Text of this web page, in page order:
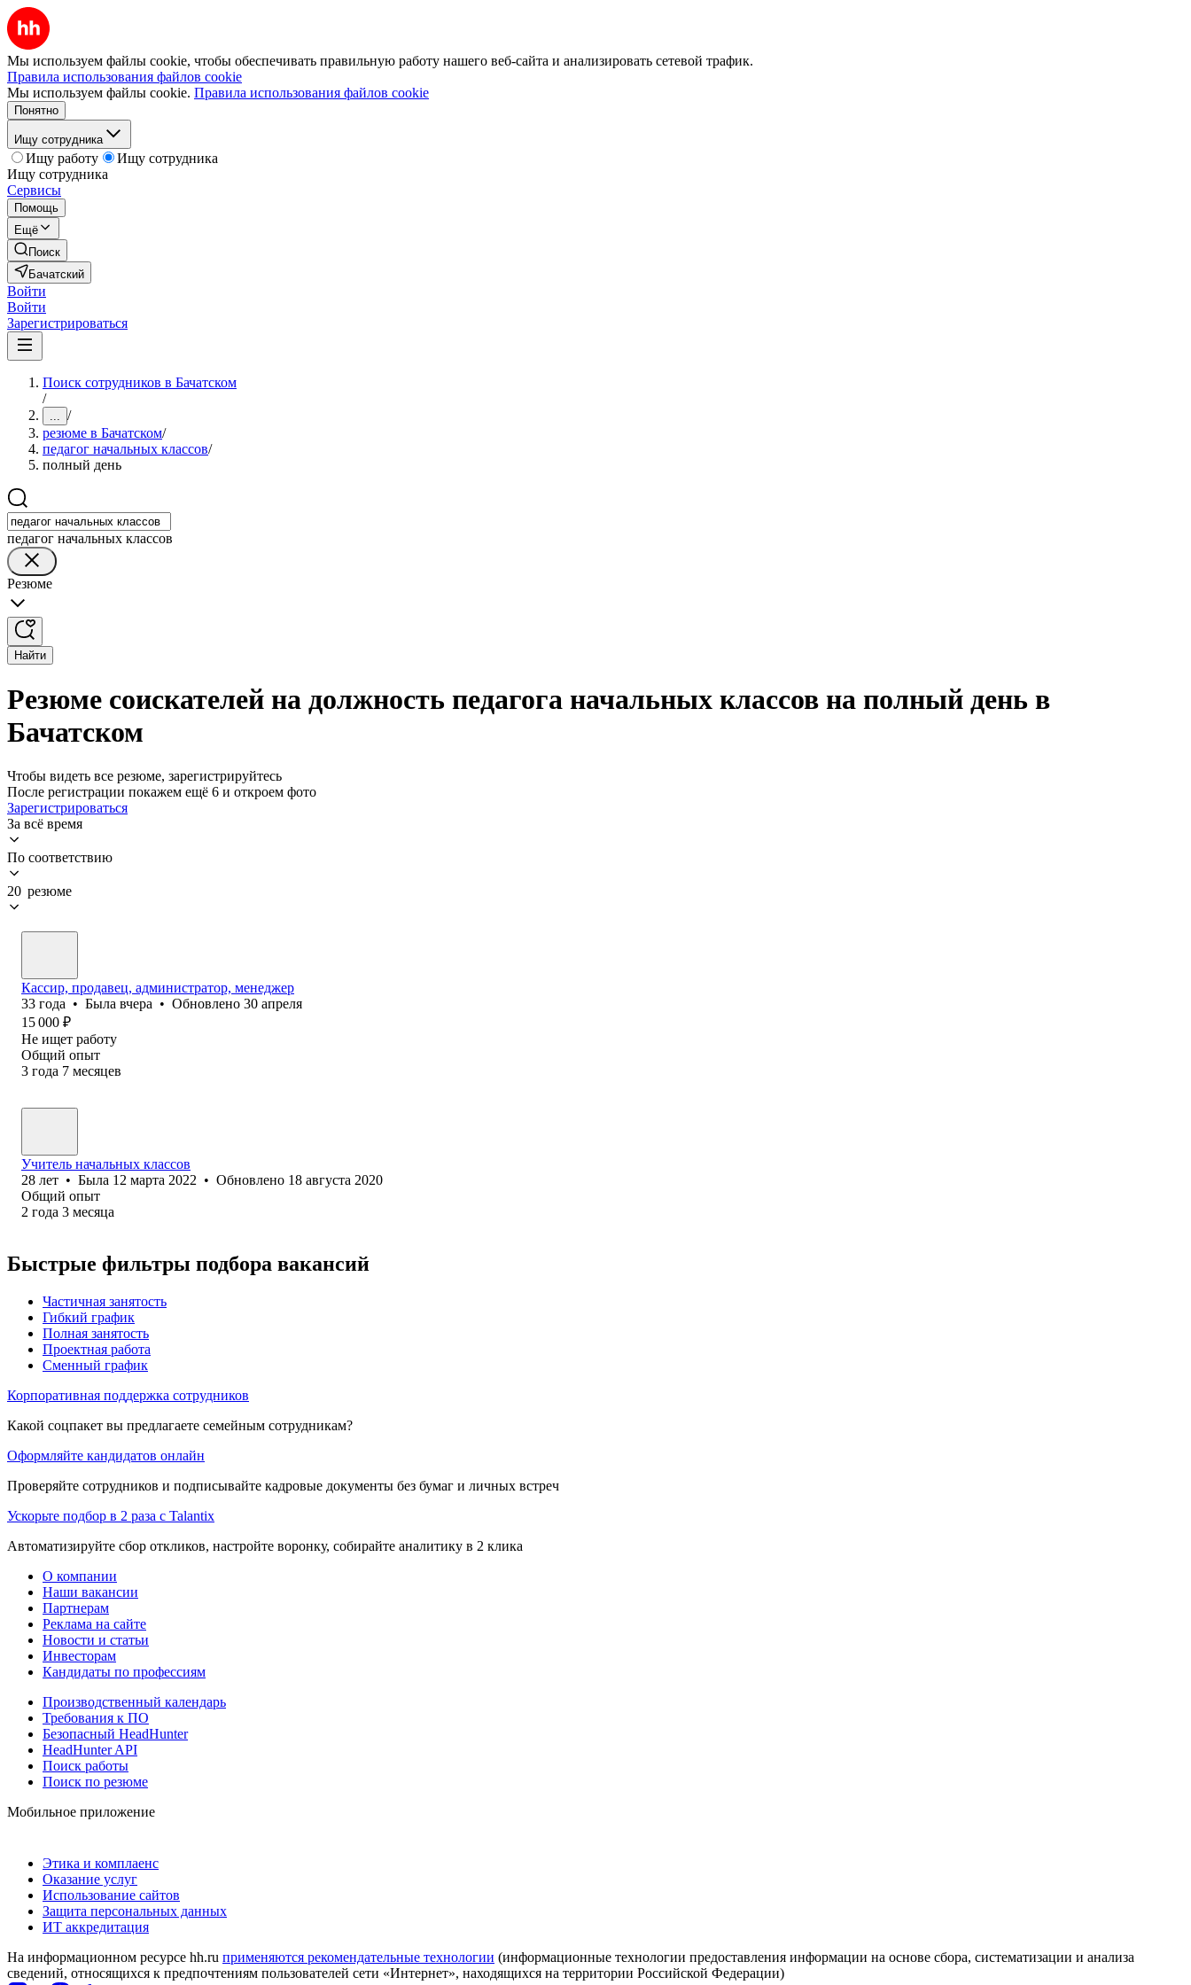
Мы используем файлы cookie, чтобы обеспечивать правильную работу нашего веб-сайта и анализировать сетевой трафик.
Правила использования файлов cookie
Мы используем файлы cookie. Правила использования файлов cookie
Понятно
Ищу сотрудника
Ищу работу
Ищу сотрудника
Ищу сотрудника
Сервисы
Помощь
Ещё
Поиск
Бачатский
Войти
Войти
Зарегистрироваться
Поиск сотрудников в Бачатском
/
... /
резюме в Бачатском/
педагог начальных классов/
полный день
педагог начальных классов
Резюме
Найти
Резюме соискателей на должность педагога начальных классов на полный день в
Бачатском
Чтобы видеть все резюме, зарегистрируйтесь
После регистрации покажем ещё 6 и откроем фото
Зарегистрироваться
За всё время
По соответствию
20 резюме
Кассир, продавец, администратор, менеджер
33 года • Была вчера • Обновлено 30 апреля
15 000 ₽
Не ищет работу
Общий опыт
3 года 7 месяцев
Учитель начальных классов
28 лет • Была 12 марта 2022 • Обновлено 18 августа 2020
Общий опыт
2 года 3 месяца
Быстрые фильтры подбора вакансий
Частичная занятость
Гибкий график
Полная занятость
Проектная работа
Сменный график
Корпоративная поддержка сотрудников
Какой соцпакет вы предлагаете семейным сотрудникам?
Оформляйте кандидатов онлайн
Проверяйте сотрудников и подписывайте кадровые документы без бумаг и личных встреч
Ускорьте подбор в 2 раза с Talantix
Автоматизируйте сбор откликов, настройте воронку, собирайте аналитику в 2 клика
О компании
Наши вакансии
Партнерам
Реклама на сайте
Новости и статьи
Инвесторам
Кандидаты по профессиям
Производственный календарь
Требования к ПО
Безопасный HeadHunter
HeadHunter API
Поиск работы
Поиск по резюме
Мобильное приложение
Этика и комплаенс
Оказание услуг
Использование сайтов
Защита персональных данных
ИТ аккредитация
На информационном ресурсе hh.ru применяются рекомендательные технологии (информационные технологии предоставления информации на основе сбора, систематизации и анализа
сведений, относящихся к предпочтениям пользователей сети «Интернет», находящихся на территории Российской Федерации)